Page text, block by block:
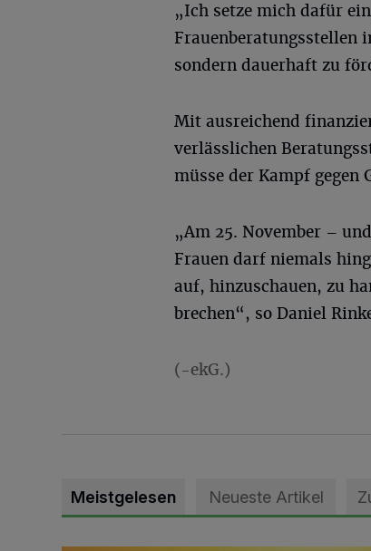
„Ich setze mich dafür
Frauenberatungsstellen
sondern dauerhaft zu
Mit ausreichend
verlässlichen
müsse der Kampf
„Am 25. November –
Frauen darf niemals
auf, hinzuschauen, zu
brechen“, so Daniel
(-ekG.)
Meistgelesen Neueste Artikel